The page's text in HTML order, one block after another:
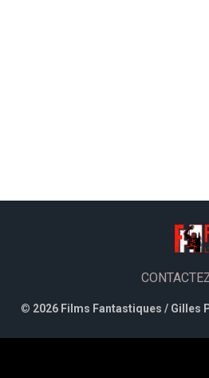
© 2026 Films Fantastiques / Gilles